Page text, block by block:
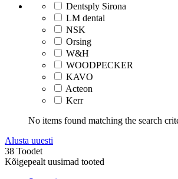
Dentsply Sirona
LM dental
NSK
Orsing
W&H
WOODPECKER
KAVO
Acteon
Kerr
No items found matching the search
Alusta uuesti
38 Toodet
Kõigepealt uusimad tooted